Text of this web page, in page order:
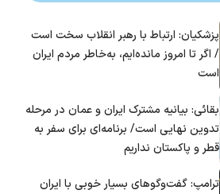
پزشکیان: ارتباط با رهبر انقلاب سخت است
/ اگر تا امروز مانده‌ایم، به‌خاطر مردم ایران
است
بقائی: بیانیه مشترک ایران و عمان در مرحله
تدوین نهایی است/ برنامه‌ای برای سفر به
قطر و پاکستان نداریم
ترامپ: گفت‌و‌گو‌های بسیار خوبی با ایران